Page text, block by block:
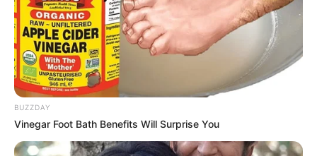
BUZZDAY
Vinegar Foot Bath Benefits Will Surprise You